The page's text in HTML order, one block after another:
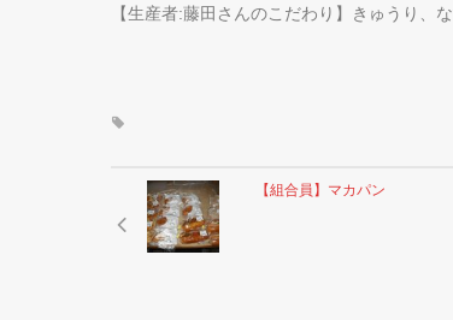
【生産者:藤田さんのこだわり】きゅうり、
【組合員】マカパン